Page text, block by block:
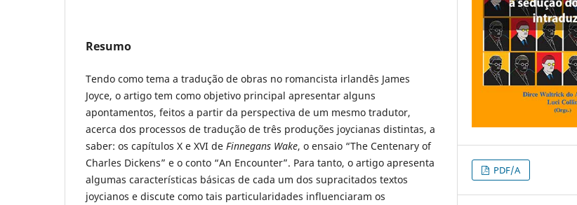
Resumo
Tendo como tema a tradução de obras no romancista irlandês James
Joyce, o artigo tem como objetivo principal apresentar alguns
apontamentos, feitos a partir da perspectiva de um mesmo tradutor,
acerca dos processos de tradução de três produções joycianas distintas, a
saber: os capítulos X e XVI de Finnegans Wake, o ensaio “The Centenary of
Charles Dickens” e o conto “An Encounter”. Para tanto, o artigo apresenta
algumas características básicas de cada um dos supracitados textos
joycianos e discute como tais particularidades influenciaram os
PDF/A